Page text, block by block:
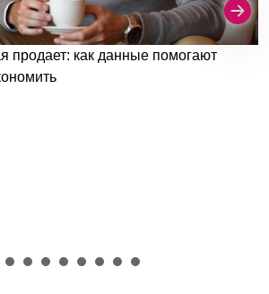
продает: как данные помогают